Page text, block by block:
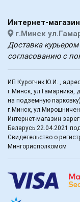
Интернет-
г.Минск
Доставка
согласованию с
ИП Куротчик Ю.И. ,
г.Минск, ул.Гамарника,
на подземную
г.Минск,
Интернет-магазин
Беларусь 22.04.2021
Свидетельство о
Мингорисполкомом